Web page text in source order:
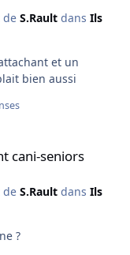
de S.Raultdans Ils
et un
bien aussi
cani-seniors
de S.Raultdans Ils
?